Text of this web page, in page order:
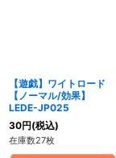
【遊戯】ワイトロード
【ノーマル/効果】
LEDE-JP025
30円(税込)
在庫数27枚